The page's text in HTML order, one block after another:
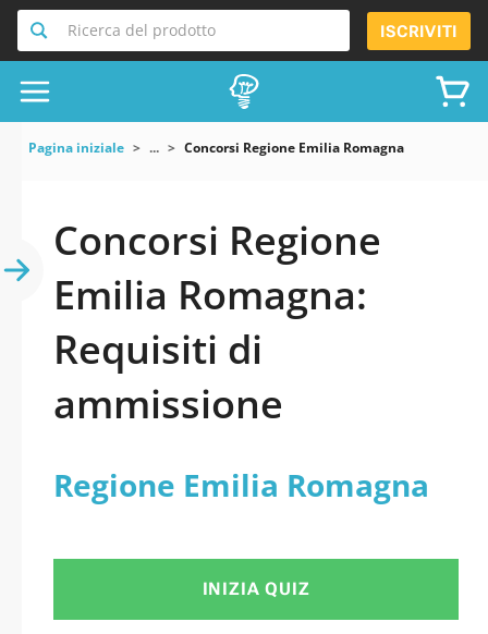
Ricerca del prodotto ISCRIVITI
Pagina iniziale ... Concorsi Regione Emilia Romagna
Concorsi Regione
Emilia Romagna:
Requisiti di
ammissione
Regione Emilia Romagna
INIZIA QUIZ